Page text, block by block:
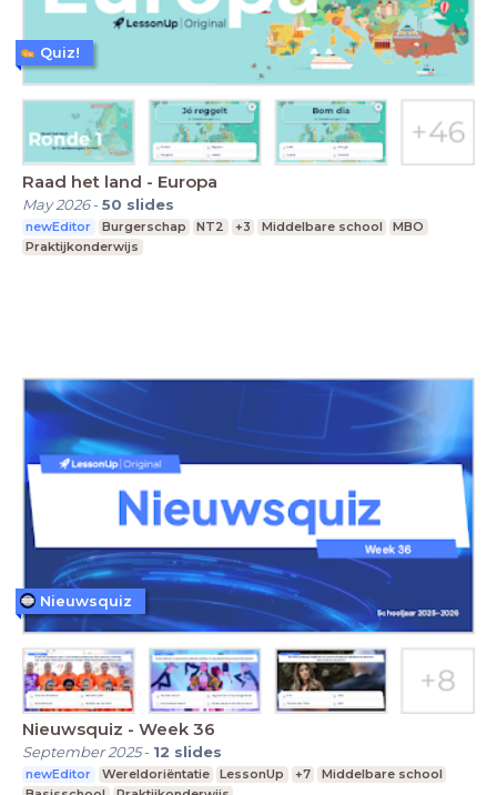
Raad het land - Europa
May 2026-50 slides
newEditor Burgerschap NT2 +3 Middelbare school
MBO
Praktijkonderwijs
Quiz!
Nieuwsquiz - Week 36
September 2025- 12 slides
newEditor Wereldoriëntatie LessonUp +7
Middelbare school
Nieuwsquiz